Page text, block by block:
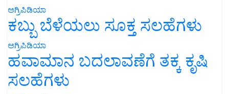
ಅಗ್ರಿಪಿಡಿಯಾ
ಕಬ್ಬು ಬೆಳೆಯಲು ಸೂಕ್ತ ಸಲಹೆಗಳು
ಅಗ್ರಿಪಿಡಿಯಾ
ಹವಾಮಾನ ಬದಲಾವಣೆಗೆ ತಕ್ಕ ಕೃಷಿ
ಸಲಹೆಗಳು